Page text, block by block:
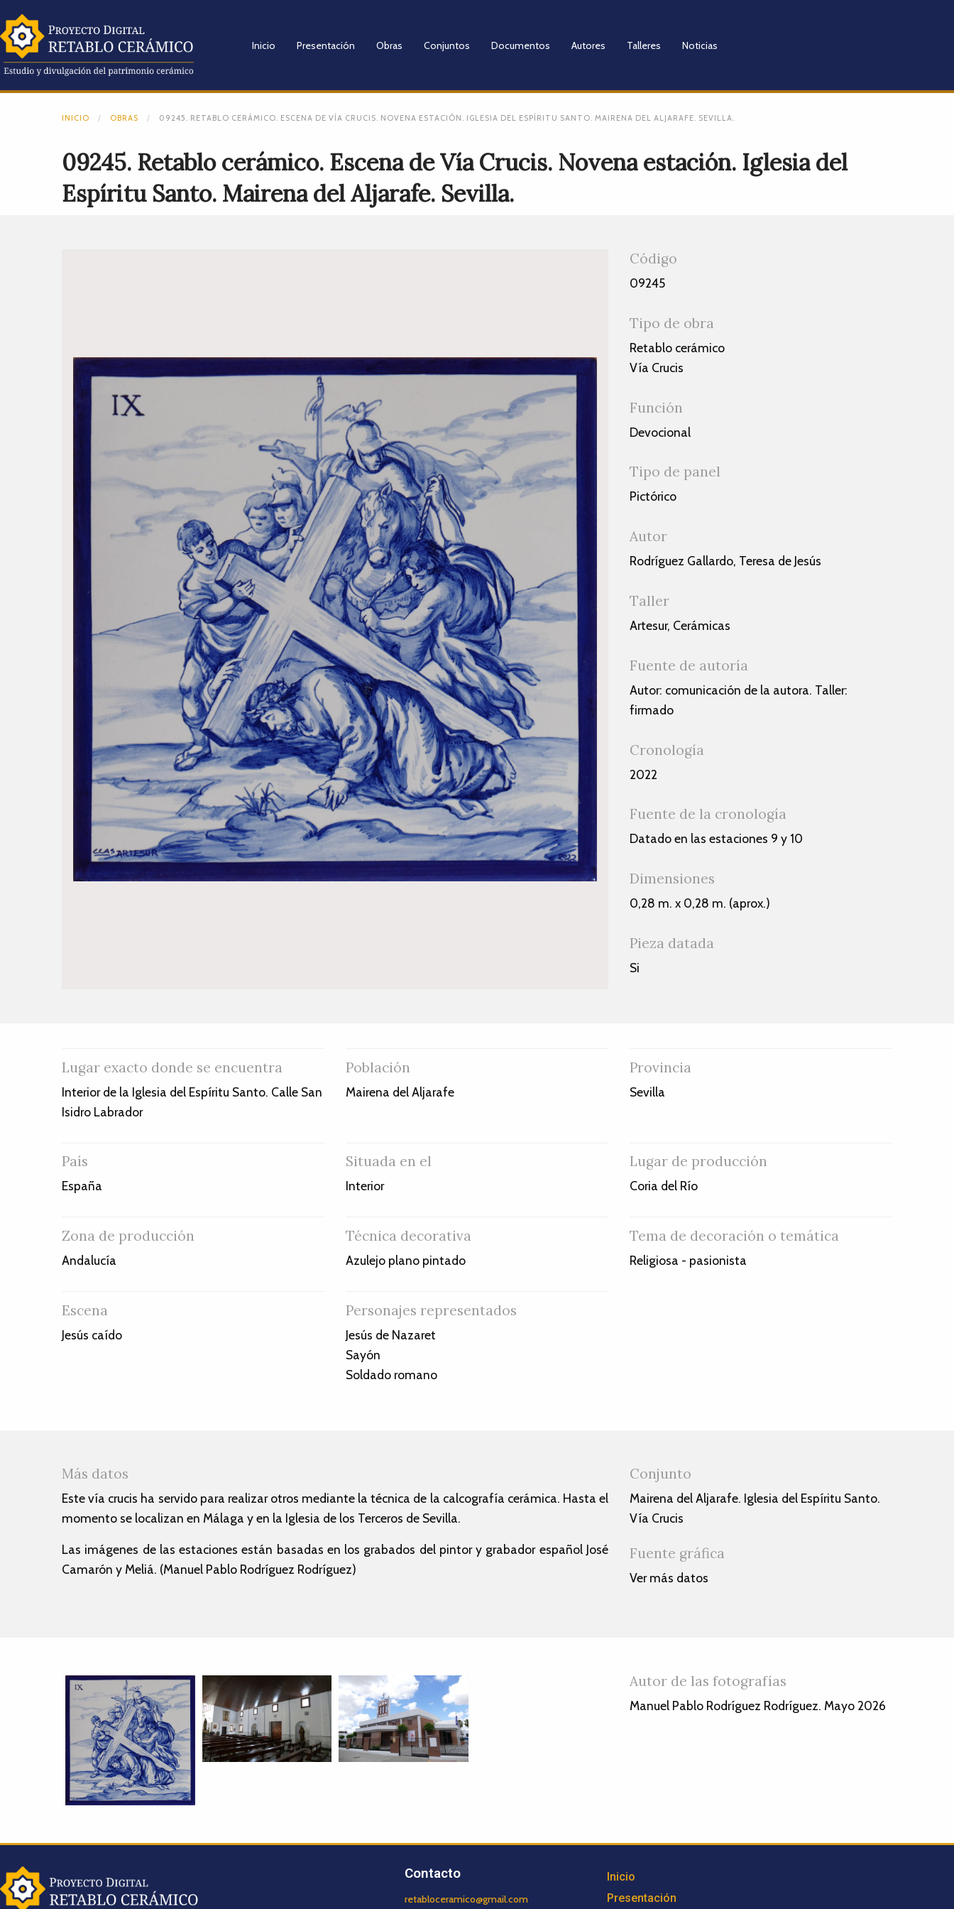
Inicio Presentación Obras Conjuntos Documentos Autores Talleres Noticias
INICIO OBRAS 09245. RETABLO CERÁMICO. ESCENA DE VÍA CRUCIS. NOVENA ESTACIÓN. IGLESIA DEL ESPÍRITU SANTO. MAIRENA DEL ALJARAFE. SEVILLA.
09245. Retablo cerámico. Escena de Vía Crucis. Novena estación. Iglesia del
Espíritu Santo. Mairena del Aljarafe. Sevilla.
Código
09245
Tipo de obra
Retablo cerámico
Vía Crucis
Función
Devocional
Tipo de panel
Pictórico
Autor
Rodríguez Gallardo, Teresa de Jesús
Taller
Artesur, Cerámicas
Fuente de autoría
Autor: comunicación de la autora. Taller:
firmado
Cronología
2022
Fuente de la cronología
Datado en las estaciones 9 y 10
Dimensiones
0,28 m. x 0,28 m. (aprox.)
Pieza datada
Si
Lugar exacto donde se encuentra
Interior de la Iglesia del Espíritu Santo. Calle San
Isidro Labrador
Población
Mairena del Aljarafe
Provincia
Sevilla
País
España
Situada en el
Interior
Lugar de producción
Coria del Río
Zona de producción
Andalucía
Técnica decorativa
Azulejo plano pintado
Tema de decoración o temática
Religiosa - pasionista
Escena
Jesús caído
Personajes representados
Jesús de Nazaret
Sayón
Soldado romano
Más datos
Este vía crucis ha servido para realizar otros mediante la técnica de la calcografía cerámica. Hasta el
momento se localizan en Málaga y en la Iglesia de los Terceros de Sevilla.
Las imágenes de las estaciones están basadas en los grabados del pintor y grabador español José
Camarón y Meliá. (Manuel Pablo Rodríguez Rodríguez)
Conjunto
Mairena del Aljarafe. Iglesia del Espíritu Santo.
Vía Crucis
Fuente gráfica
Ver más datos
Autor de las fotografías
Manuel Pablo Rodríguez Rodríguez. Mayo 2026
Contacto
retabloceramico@gmail.com
Inicio
Presentación